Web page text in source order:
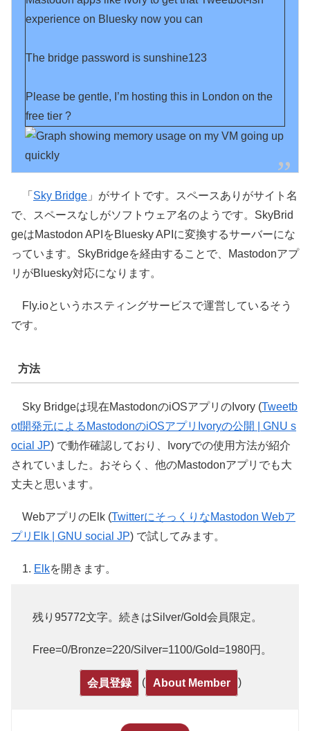
experience on Bluesky now you can
The bridge password is sunshine123
Please be gentle, I’m hosting this in London on the
free tier ?
「 Sky Bridge 」がサイトです。スペースありがサイト名
で、スペースなしがソフトウェア名のようです。SkyBrid
geはMastodon APIをBluesky APIに変換するサーバーにな
っています。SkyBridgeを経由することで、Mastodonアプ
リがBluesky対応になります。
Fly.ioというホスティングサービスで運営しているそう
です。
方法
Sky Bridgeは現在MastodonのiOSアプリのIvory (Tweetb
ot開発元によるMastodonのiOSアプリIvoryの公開 | GNU s
ocial JP) で動作確認しており、Ivoryでの使用方法が紹介
されていました。おそらく、他のMastodonアプリでも大
丈夫と思います。
WebアプリのElk (TwitterにそっくりなMastodon Webア
プリElk | GNU social JP) で試してみます。
1. Elkを開きます。
残り95772文字。続きはSilver/Gold会員限定。
Free=0/Bronze=220/Silver=1100/Gold=1980円。
会員登録 ( About Member )